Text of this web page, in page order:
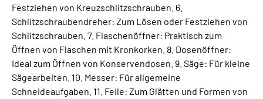
Festziehen von Kreuzschlitzschrauben. 6.
Schlitzschraubendreher: Zum Lösen oder Festziehen von
Schlitzschrauben. 7. Flaschenöffner: Praktisch zum
Öffnen von Flaschen mit Kronkorken. 8. Dosenöffner:
Ideal zum Öffnen von Konservendosen. 9. Säge: Für kleine
Sägearbeiten. 10. Messer: Für allgemeine
Schneideaufgaben. 11. Feile: Zum Glätten und Formen von